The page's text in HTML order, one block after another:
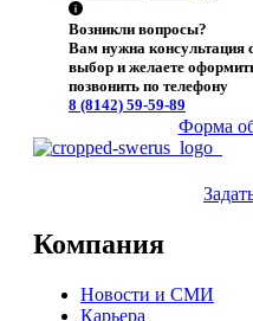
Возникли вопросы?
Вам нужна консультация
выбор и желаете
позвонить по телефону
8 (8142) 59-59-89
Форма
Компания
Новости и СМИ
Карьера